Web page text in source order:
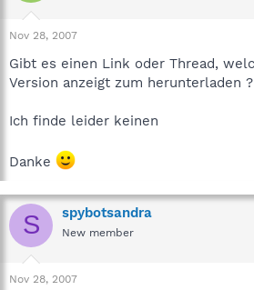
t
a
t
r
t
e
Nov 28, 2007
Gibt es einen Link oder Thread,
Version anzeigt zum herunterladen ?
Ich finde leider keinen
Danke
S spybotsandra
New member
Nov 28, 2007